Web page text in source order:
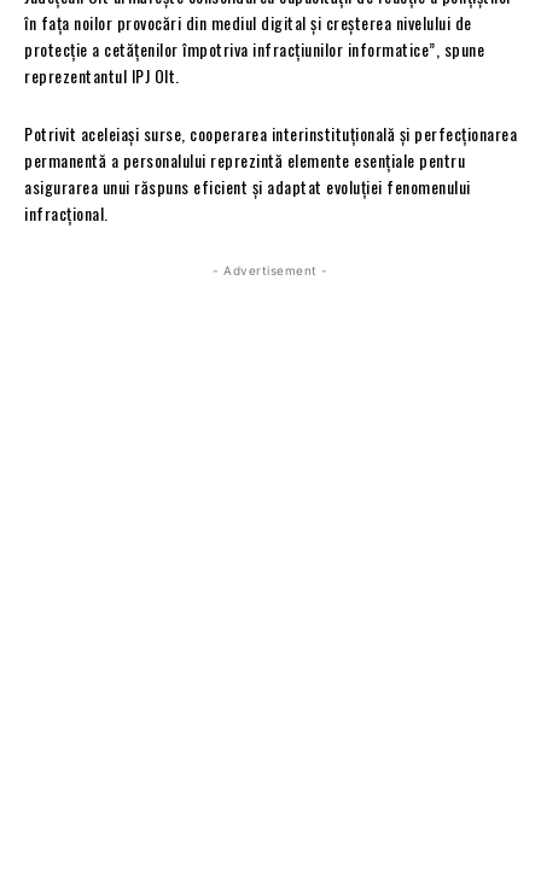
în fața noilor provocări din mediul digital și creșterea nivelului de
protecție a cetățenilor împotriva infracțiunilor informatice”, spune
reprezentantul IPJ Olt.
Potrivit aceleiași surse, cooperarea interinstituțională și perfecționarea
permanentă a personalului reprezintă elemente esențiale pentru
asigurarea unui răspuns eficient și adaptat evoluției fenomenului
infracțional.
- Advertisement -